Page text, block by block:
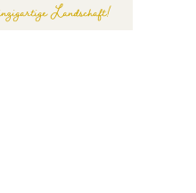
Landschaft!